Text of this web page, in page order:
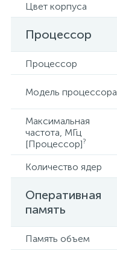
Цвет корпуса
Процессор
Процессор
Модель процессора
Максимальная
частота, МГц
[Процессор]?
Количество ядер
Оперативная
память
Память объем